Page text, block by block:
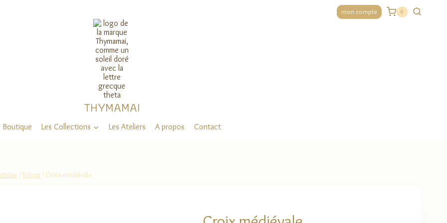
mon compte 0
THYMAMAI
Boutique Les Collections Les Ateliers A propos Contact
/ Bijoux / Croix médiévale